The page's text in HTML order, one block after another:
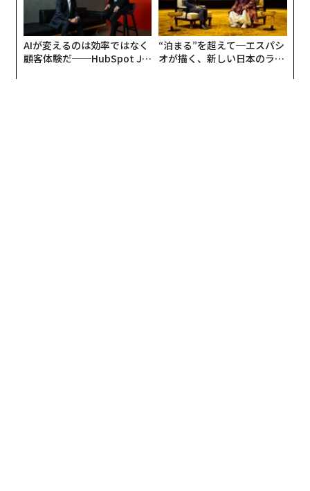
AIが変えるのは効率ではなく
顧客体験だ──HubSpot Ja
“泊まる”を超えて─エスパシ
オが描く、新しい日本のラグ